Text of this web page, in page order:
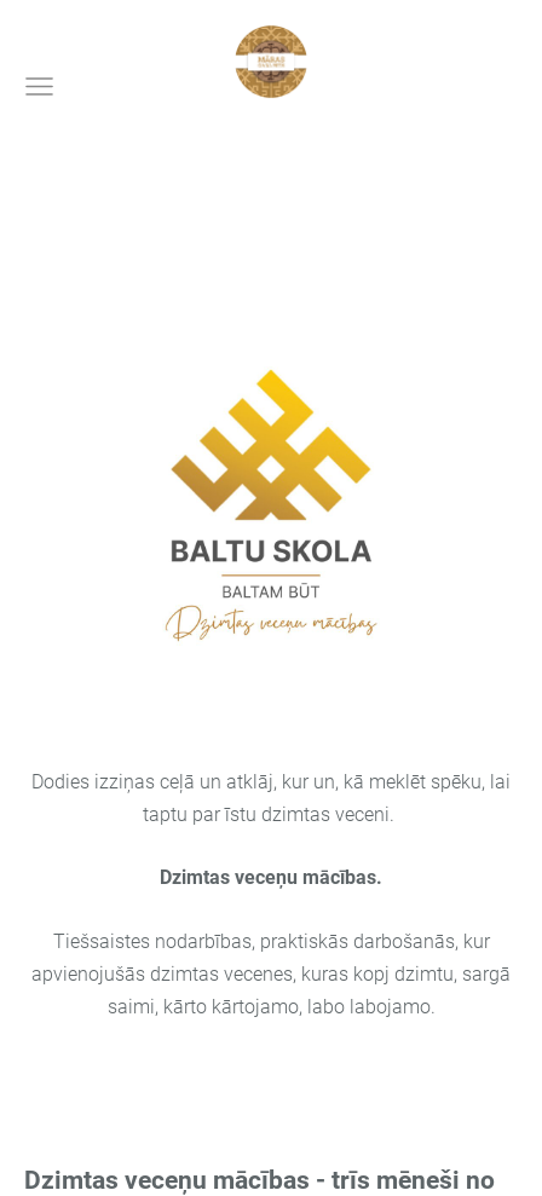
Dodies izziņas ceļā un atklāj, kur un, kā meklēt spēku, lai
taptu par īstu dzimtas veceni.
Dzimtas veceņu mācības.
Tiešsaistes nodarbības, praktiskās darbošanās, kur
apvienojušās dzimtas vecenes, kuras kopj dzimtu, sargā
saimi, kārto kārtojamo, labo labojamo.
Dzimtas veceņu mācības - trīs mēneši no